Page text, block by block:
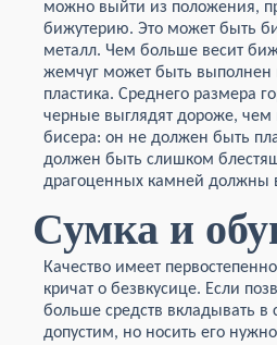
можно выйти из положения,
бижутерию. Это может быть
металл. Чем больше весит
жемчуг может быть выполнен
пластика. Среднего размера
черные выглядят дороже, чем
бисера: он не должен быть
должен быть слишком
драгоценных камней должны
Сумка и
Качество имеет
кричат о безвкусице. Если
больше средств вкладывать в
допустим, но носить его